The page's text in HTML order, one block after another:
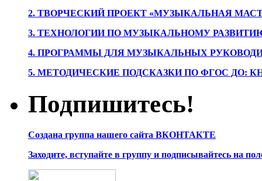
2. ТВОРЧЕСКИЙ ПРОЕКТ «МУЗЫКАЛЬНАЯ
3. ТЕХНОЛОГИИ ПО МУЗЫКАЛЬНОМУ
4. ПРОГРАММЫ ДЛЯ МУЗЫКАЛЬНЫХ
5. МЕТОДИЧЕСКИЕ ПОДСКАЗКИ ПО ФГОС ДО:
Подпишитесь!
Создана группа нашего сайта ВКОНТАКТЕ
Заходите, вступайте в группу и подписывайтесь на